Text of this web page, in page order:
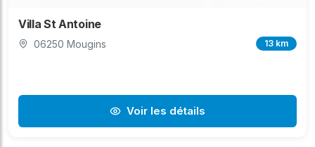
Villa St Antoine
06250 Mougins 13 km
Voir les détails